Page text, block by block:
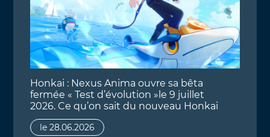
Honkai : Nexus Anima ouvre sa bêta
fermée « Test d’évolution »le 9 juillet
2026. Ce qu’on sait du nouveau Honkai
le 28.06.2026